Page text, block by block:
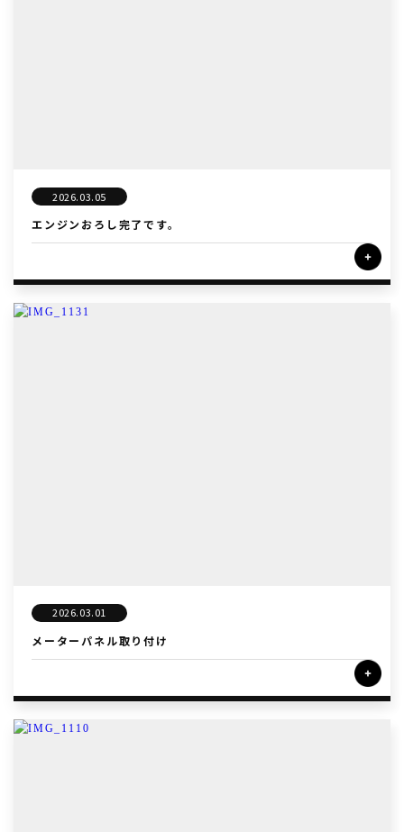
2026.03.05
エンジンおろし完了です。
2026.03.01
メーターパネル取り付け